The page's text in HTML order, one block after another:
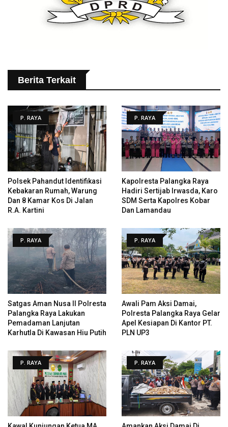
Berita Terkait
P. RAYA
Polsek Pahandut Identifikasi
Kebakaran Rumah, Warung
Dan 8 Kamar Kos Di Jalan
R.A. Kartini
P. RAYA
Kapolresta Palangka Raya
Hadiri Sertijab Irwasda, Karo
SDM Serta Kapolres Kobar
Dan Lamandau
P. RAYA
Satgas Aman Nusa II Polresta
Palangka Raya Lakukan
Pemadaman Lanjutan
Karhutla Di Kawasan Hiu Putih
P. RAYA
Awali Pam Aksi Damai,
Polresta Palangka Raya Gelar
Apel Kesiapan Di Kantor PT.
PLN UP3
P. RAYA P. RAYA